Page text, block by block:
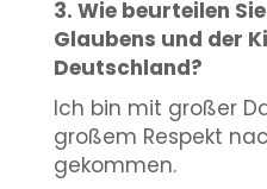
3. Wie beurteilen
Glaubens und der
Deutschland?
Ich bin mit großer
großem Respekt
gekommen.